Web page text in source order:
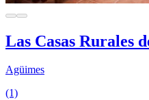
Las Casas Rurales
Agüimes
(1)